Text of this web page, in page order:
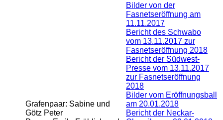
Grafenpaar: Sabine und
Götz Peter
Bilder von der
Fasnetseröffnung am
11.11.2017
Bericht des Schwabo
vom 13.11.2017 zur
Fasnetseröffnung 2018
Bericht der Südwest-
Presse vom 13.11.2017
zur Fasnetseröffnung
2018
Bilder vom Eröffnungsball
am 20.01.2018
Bericht der Neckar-